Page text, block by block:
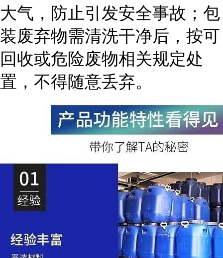
大气，防止引发安全事故；包
装废弃物需清洗干净后，按可
回收或危险废物相关规定处
置，不得随意丢弃。